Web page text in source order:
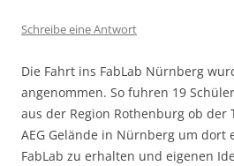
Schreibe eine Antwort
Die Fahrt ins FabLab Nürnberg
angenommen. So fuhren 19
aus der Region Rothenburg ob der
AEG Gelände in Nürnberg um dort
FabLab zu erhalten und eigenen